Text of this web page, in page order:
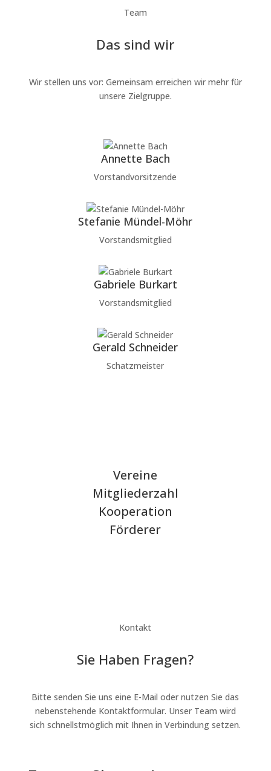
Team
Das sind wir
Wir stellen uns vor: Gemeinsam erreichen wir mehr für
unsere Zielgruppe.
Annette Bach
Vorstandvorsitzende
Stefanie Mündel-Möhr
Vorstandsmitglied
Gabriele Burkart
Vorstandsmitglied
Gerald Schneider
Schatzmeister
Vereine
Mitgliederzahl
Kooperation
Förderer
Kontakt
Sie Haben Fragen?
Bitte senden Sie uns eine E-Mail oder nutzen Sie das
nebenstehende Kontaktformular. Unser Team wird
sich schnellstmöglich mit Ihnen in Verbindung setzen.